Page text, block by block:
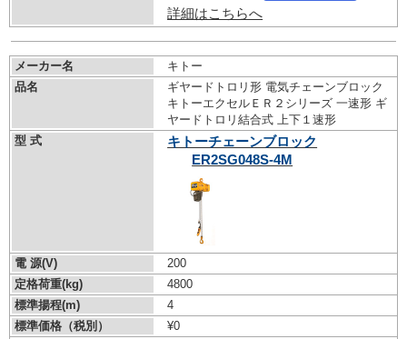
詳細はこちらへ
メーカー名
キトー
品名
ギヤードトロリ形 電気チェーンブロック
キトーエクセルＥＲ２シリーズ 一速形 ギ
ヤードトロリ結合式 上下１速形
型 式
キトーチェーンブロック
ER2SG048S-4M
電 源(V)
200
定格荷重(kg)
4800
標準揚程(m)
4
標準価格（税別）
¥0